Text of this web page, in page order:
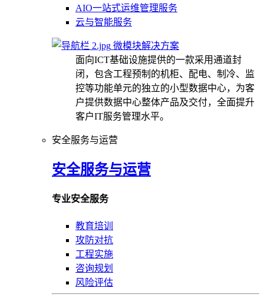
AIO一站式运维管理服务
云与智能服务
微模块解决方案
面向ICT基础设施提供的一款采用通道封
闭，包含工程预制的机柜、配电、制冷、监
控等功能单元的独立的小型数据中心，为客
户提供数据中心整体产品及交付，全面提升
客户IT服务管理水平。
安全服务与运营
安全服务与运营
专业安全服务
教育培训
攻防对抗
工程实施
咨询规划
风险评估